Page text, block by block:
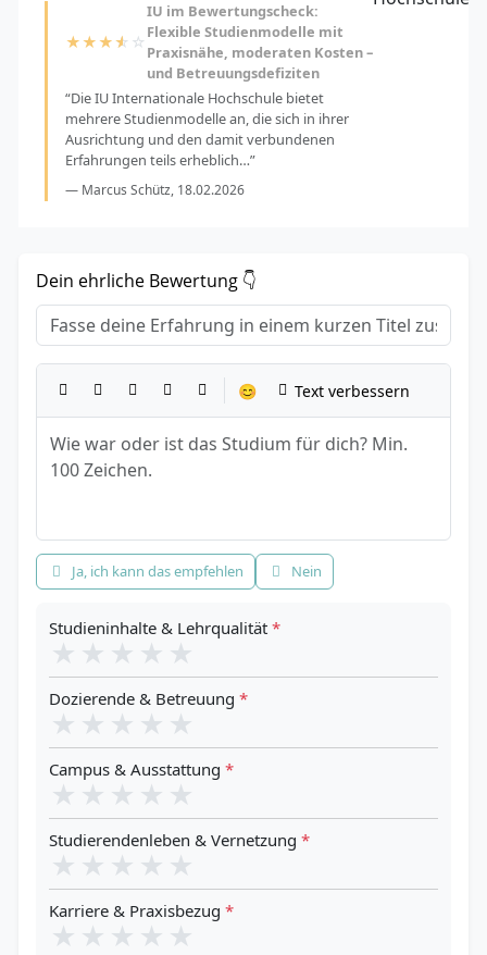
★★★☆ ☆
IU im Bewertungscheck:
Flexible Studienmodelle mit
Praxisnähe, moderaten Kosten –
und Betreuungsdefiziten
“Die IU Internationale Hochschule bietet
mehrere Studienmodelle an, die sich in ihrer
Ausrichtung und den damit verbundenen
Erfahrungen teils erheblich…”
— Marcus Schütz, 18.02.2026
Dein ehrliche Bewertung 👇
Titel
Dein Erfahrungsbericht*
😊
Text verbessern
Empfehlung*
Ja, ich kann das empfehlen Nein
Studieninhalte & Lehrqualität *
★ ★ ★ ★ ★
Dozierende & Betreuung *
★ ★ ★ ★ ★
Campus & Ausstattung *
★ ★ ★ ★ ★
Studierendenleben & Vernetzung *
★ ★ ★ ★ ★
Karriere & Praxisbezug *
★ ★ ★ ★ ★